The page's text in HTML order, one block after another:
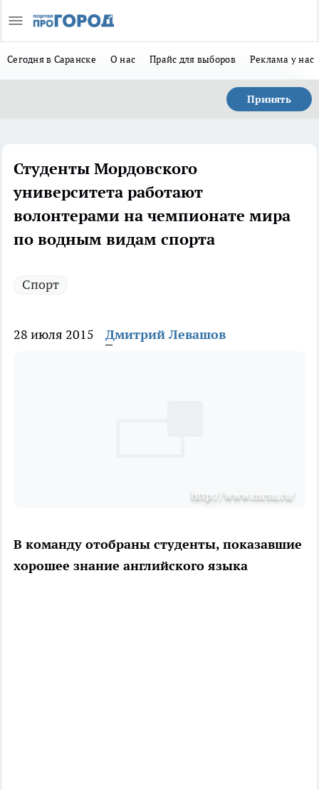
Сегодня в Саранске О нас Прайс для выборов Реклама у нас
Принять
Студенты Мордовского
университета работают
волонтерами на чемпионате мира
по водным видам спорта
Спорт
28 июля 2015 Дмитрий Левашов
http://www.mrsu.ru/
В команду отобраны студенты, показавшие
хорошее знание английского языка